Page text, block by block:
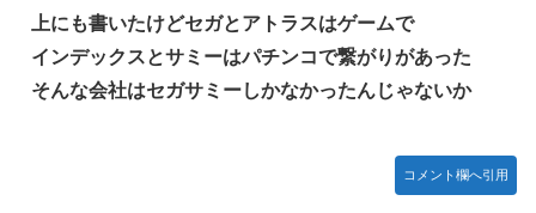
上にも書いたけどセガとアトラスはゲームで
インデックスとサミーはパチンコで繋がりがあった
そんな会社はセガサミーしかなかったんじゃないか
コメント欄へ引用